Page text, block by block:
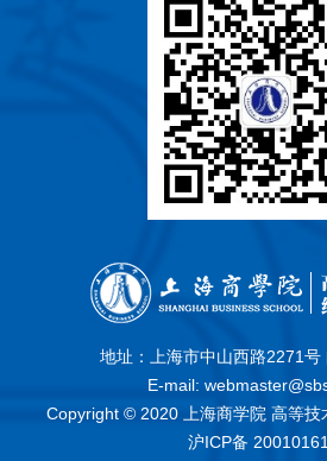
地址：上海市中山西路2271
E-mail:
Copyright © 2020 上海商学院 高等技
沪ICP备